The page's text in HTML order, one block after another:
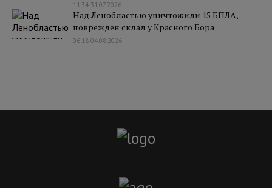
11:34 31.07.2026
Над Ленобластью уничтожили 15 БПЛА,
поврежден склад у Красного Бора
06:18 04.08.2026